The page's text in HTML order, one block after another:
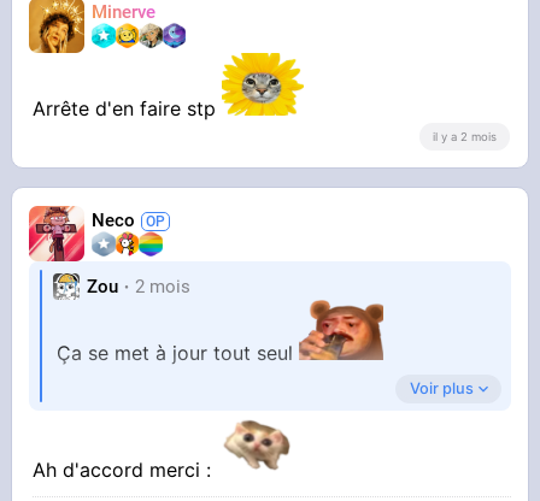
Minerve
Arrête d'en faire stp
il y a 2 mois
Neco
Zou 2 mois
Ça se met à jour tout seul
Voir plus
Ah d'accord merci :